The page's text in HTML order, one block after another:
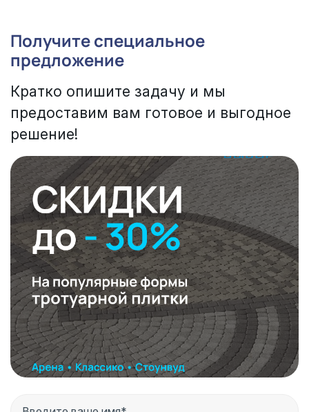
Получите специальное
предложение
Кратко опишите задачу и мы
предоставим вам готовое и выгодное
решение!